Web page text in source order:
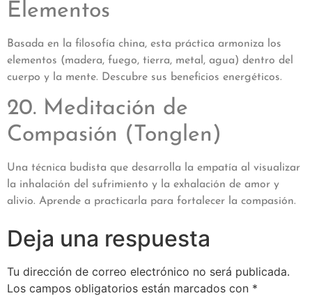
Elementos
Basada en la filosofía china, esta práctica armoniza los
elementos (madera, fuego, tierra, metal, agua) dentro del
cuerpo y la mente. Descubre sus beneficios energéticos.
20. Meditación de
Compasión (Tonglen)
Una técnica budista que desarrolla la empatía al visualizar
la inhalación del sufrimiento y la exhalación de amor y
alivio. Aprende a practicarla para fortalecer la compasión.
Deja una respuesta
Tu dirección de correo electrónico no será publicada.
Los campos obligatorios están marcados con *